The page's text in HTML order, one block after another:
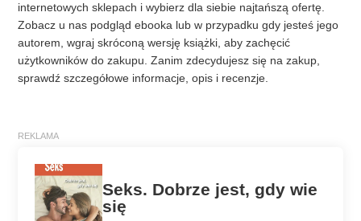
internetowych sklepach i wybierz dla siebie najtańszą ofertę.
Zobacz u nas podgląd ebooka lub w przypadku gdy jesteś jego
autorem, wgraj skróconą wersję książki, aby zachęcić
użytkowników do zakupu. Zanim zdecydujesz się na zakup,
sprawdź szczegółowe informacje, opis i recenzje.